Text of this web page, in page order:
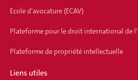
Ecole d'avocature (ECAV)
Plateforme pour le droit international de
Plateforme de propriété intellectuelle
Liens utiles